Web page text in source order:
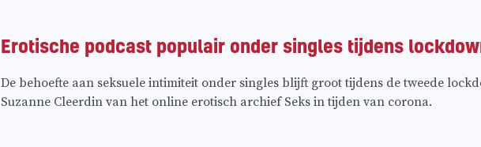
Erotische podcast populair onder singles tijdens
De behoefte aan seksuele intimiteit onder singles blijft groot tijdens de tweede
Suzanne Cleerdin van het online erotisch archief Seks in tijden van corona.